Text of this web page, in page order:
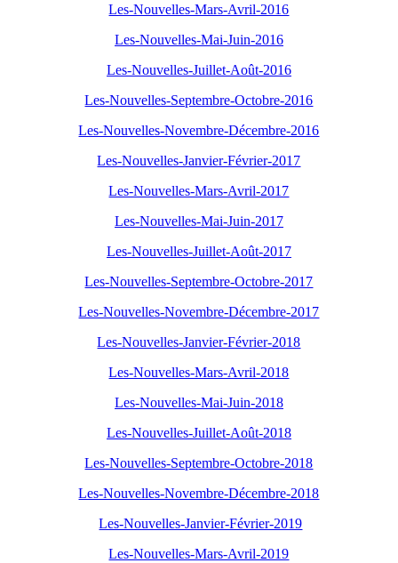
Les-Nouvelles-Mars-Avril-2016
Les-Nouvelles-Mai-Juin-2016
Les-Nouvelles-Juillet-Août-2016
Les-Nouvelles-Septembre-Octobre-2016
Les-Nouvelles-Novembre-Décembre-2016
Les-Nouvelles-Janvier-Février-2017
Les-Nouvelles-Mars-Avril-2017
Les-Nouvelles-Mai-Juin-2017
Les-Nouvelles-Juillet-Août-2017
Les-Nouvelles-Septembre-Octobre-2017
Les-Nouvelles-Novembre-Décembre-2017
Les-Nouvelles-Janvier-Février-2018
Les-Nouvelles-Mars-Avril-2018
Les-Nouvelles-Mai-Juin-2018
Les-Nouvelles-Juillet-Août-2018
Les-Nouvelles-Septembre-Octobre-2018
Les-Nouvelles-Novembre-Décembre-2018
Les-Nouvelles-Janvier-Février-2019
Les-Nouvelles-Mars-Avril-2019